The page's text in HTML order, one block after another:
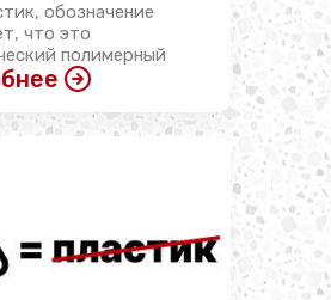
обозначение
что это
полимерный
...